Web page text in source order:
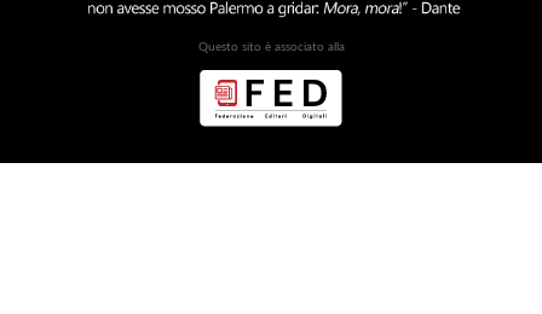
Questo sito è associato alla